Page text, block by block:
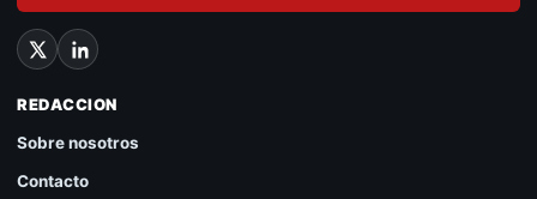
REDACCION
Sobre nosotros
Contacto